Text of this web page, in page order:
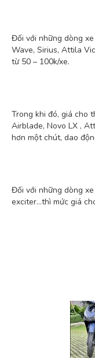
Đối với những dòng
Wave, Sirius, Attila
từ 50 – 100k/xe.
Trong khi đó, giá cho
Airblade, Novo LX ,
hơn một chút, dao
Đối với những dòng xe
exciter…thì mức giá